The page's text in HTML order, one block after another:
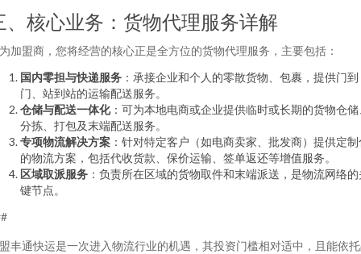
、核心业务：货物代理服务详解
加盟商，您将经营的核心正是全方位的货物代理服务，主要包括：
国内零担与快递服务 ：承接企业和个人的零散货物、包裹，提供门到
门、站到站的运输配送服务。
仓储与配送一体化：可为本地电商或企业提供临时或长期的货物仓储
分拣、打包及末端配送服务。
专项物流解决方案 ：针对特定客户（如电商卖家、批发商）提供定
的物流方案，包括代收货款、保价运输、签单返还等增值服务。
区域取派服务 ：负责所在区域的货物取件和末端派送，是物流网络的
键节点。
丰通快运是一次进入物流行业的机遇，其投资门槛相对适中，且能依